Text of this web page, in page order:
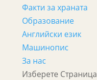
Факти за храната
Образование
Английски език
Машинопис
За нас
Изберете Страница